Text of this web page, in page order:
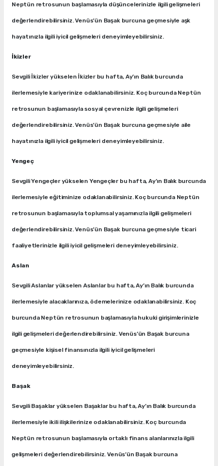
Neptün retrosunun başlamasıyla düşüncelerinizle ilgili gelişmeleri
değerlendirebilirsiniz. Venüs’ün Başak burcuna geçmesiyle aşk
hayatınızla ilgili iyicil gelişmeleri deneyimleyebilirsiniz.
İkizler
Sevgili İkizler yükselen İkizler bu hafta, Ay’ın Balık burcunda
ilerlemesiyle kariyerinize odaklanabilirsiniz. Koç burcunda Neptün
retrosunun başlamasıyla sosyal çevrenizle ilgili gelişmeleri
değerlendirebilirsiniz. Venüs’ün Başak burcuna geçmesiyle aile
hayatınızla ilgili iyicil gelişmeleri deneyimleyebilirsiniz.
Yengeç
Sevgili Yengeçler yükselen Yengeçler bu hafta, Ay’ın Balık burcunda
ilerlemesiyle eğitiminize odaklanabilirsiniz. Koç burcunda Neptün
retrosunun başlamasıyla toplumsal yaşamınızla ilgili gelişmeleri
değerlendirebilirsiniz. Venüs’ün Başak burcuna geçmesiyle ticari
faaliyetlerinizle ilgili iyicil gelişmeleri deneyimleyebilirsiniz.
Aslan
Sevgili Aslanlar yükselen Aslanlar bu hafta, Ay’ın Balık burcunda
ilerlemesiyle alacaklarınıza, ödemelerinize odaklanabilirsiniz. Koç
burcunda Neptün retrosunun başlamasıyla hukuki girişimlerinizle
ilgili gelişmeleri değerlendirebilirsiniz. Venüs’ün Başak burcuna
geçmesiyle kişisel finansınızla ilgili iyicil gelişmeleri
deneyimleyebilirsiniz.
Başak
Sevgili Başaklar yükselen Başaklar bu hafta, Ay’ın Balık burcunda
ilerlemesiyle ikili ilişkilerinize odaklanabilirsiniz. Koç burcunda
Neptün retrosunun başlamasıyla ortaklı finans alanlarınızla ilgili
gelişmeleri değerlendirebilirsiniz. Venüs’ün Başak burcuna